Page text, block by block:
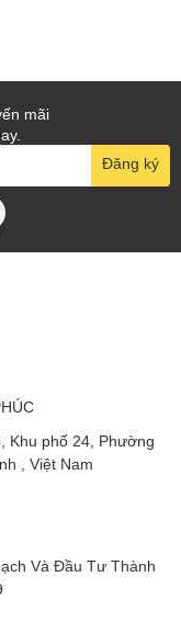
mãi
Đăng ký
Khu phố 24, Phường
, Việt Nam
Và Đầu Tư Thành